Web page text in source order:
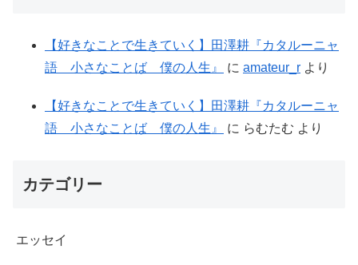
【好きなことで生きていく】田澤耕『カタルーニャ
語 小さなことば 僕の人生』
に amateur_r より
【好きなことで生きていく】田澤耕『カタルーニャ
語 小さなことば 僕の人生』
に らむたむ より
カテゴリー
エッセイ